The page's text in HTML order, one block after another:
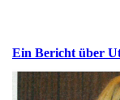
Ein Bericht über